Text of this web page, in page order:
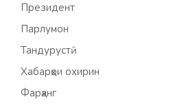
Президент
Парлумон
Тандурустӣ
Хабарҳои охирин
Фарҳанг